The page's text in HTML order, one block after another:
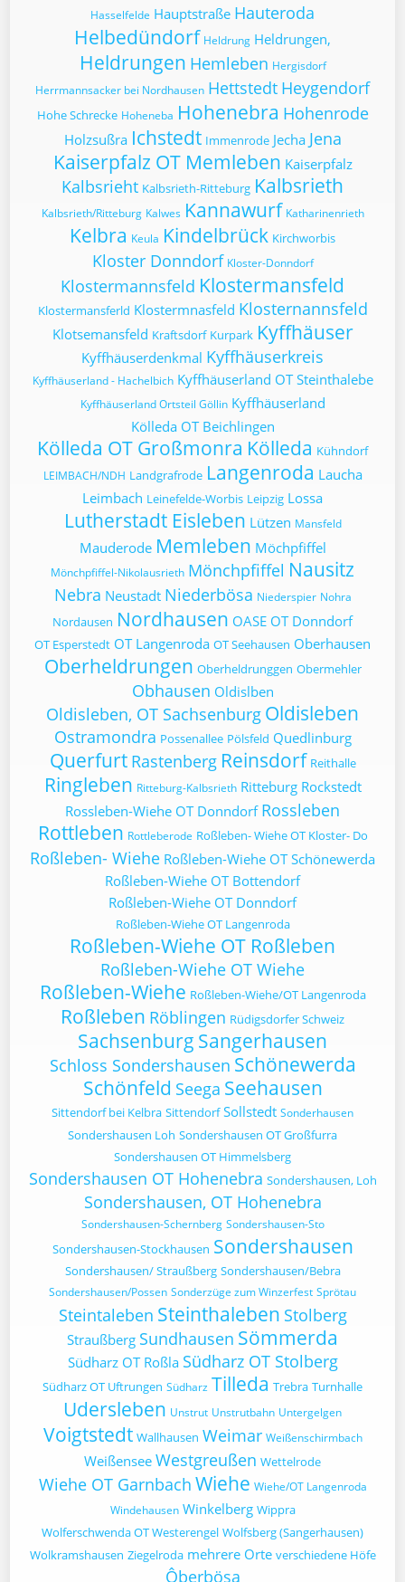
Hasselfelde Hauptstraße Hauteroda
Helbedündorf Heldrung Heldrungen,
Heldrungen Hemleben Hergisdorf
Herrmannsacker bei Nordhausen Hettstedt Heygendorf
Hohe Schrecke Hoheneba Hohenebra Hohenrode
Holzsußra Ichstedt Immenrode Jecha Jena
Kaiserpfalz OT Memleben Kaiserpfalz
Kalbsrieht Kalbsrieth-Ritteburg Kalbsrieth
Kalbsrieth/Ritteburg Kalwes Kannawurf Katharinenrieth
Kelbra Keula Kindelbrück Kirchworbis
Kloster Donndorf Kloster-Donndorf
Klostermannsfeld Klostermansfeld
Klostermansferld Klostermnasfeld Klosternannsfeld
Klotsemansfeld Kraftsdorf Kurpark Kyffhäuser
Kyffhäuserdenkmal Kyffhäuserkreis
Kyffhäuserland - Hachelbich Kyffhäuserland OT Steinthalebe
Kyffhäuserland Ortsteil Göllin Kyffhäuserland
Kölleda OT Beichlingen
Kölleda OT Großmonra Kölleda Kühndorf
LEIMBACH/NDH Landgrafrode Langenroda Laucha
Leimbach Leinefelde-Worbis Leipzig Lossa
Lutherstadt Eisleben Lützen Mansfeld
Mauderode Memleben Möchpfiffel
Mönchpfiffel-Nikolausrieth Mönchpfiffel Nausitz
Nebra Neustadt Niederbösa Niederspier Nohra
Nordausen Nordhausen OASE OT Donndorf
OT Esperstedt OT Langenroda OT Seehausen Oberhausen
Oberheldrungen Oberheldrunggen Obermehler
Obhausen Oldislben
Oldisleben, OT Sachsenburg Oldisleben
Ostramondra Possenallee Pölsfeld Quedlinburg
Querfurt Rastenberg Reinsdorf Reithalle
Ringleben Ritteburg-Kalbsrieth Ritteburg Rockstedt
Rossleben-Wiehe OT Donndorf Rossleben
Rottleben Rottleberode Roßleben- Wiehe OT Kloster- Do
Roßleben- Wiehe Roßleben-Wiehe OT Schönewerda
Roßleben-Wiehe OT Bottendorf
Roßleben-Wiehe OT Donndorf
Roßleben-Wiehe OT Langenroda
Roßleben-Wiehe OT Roßleben
Roßleben-Wiehe OT Wiehe
Roßleben-Wiehe Roßleben-Wiehe/OT Langenroda
Roßleben Röblingen Rüdigsdorfer Schweiz
Sachsenburg Sangerhausen
Schloss Sondershausen Schönewerda
Schönfeld Seega Seehausen
Sittendorf bei Kelbra Sittendorf Sollstedt Sonderhausen
Sondershausen Loh Sondershausen OT Großfurra
Sondershausen OT Himmelsberg
Sondershausen OT Hohenebra Sondershausen, Loh
Sondershausen, OT Hohenebra
Sondershausen-Schernberg Sondershausen-Sto
Sondershausen-Stockhausen Sondershausen
Sondershausen/ Straußberg Sondershausen/Bebra
Sondershausen/Possen Sonderzüge zum Winzerfest Sprötau
Steintaleben Steinthaleben Stolberg
Straußberg Sundhausen Sömmerda
Südharz OT Roßla Südharz OT Stolberg
Südharz OT Uftrungen Südharz Tilleda Trebra Turnhalle
Udersleben Unstrut Unstrutbahn Untergelgen
Voigtstedt Wallhausen Weimar Weißenschirmbach
Weißensee Westgreußen Wettelrode
Wiehe OT Garnbach Wiehe Wiehe/OT Langenroda
Windehausen Winkelberg Wippra
Wolferschwenda OT Westerengel Wolfsberg (Sangerhausen)
Wolkramshausen Ziegelroda mehrere Orte verschiedene Höfe
Ôberbösa